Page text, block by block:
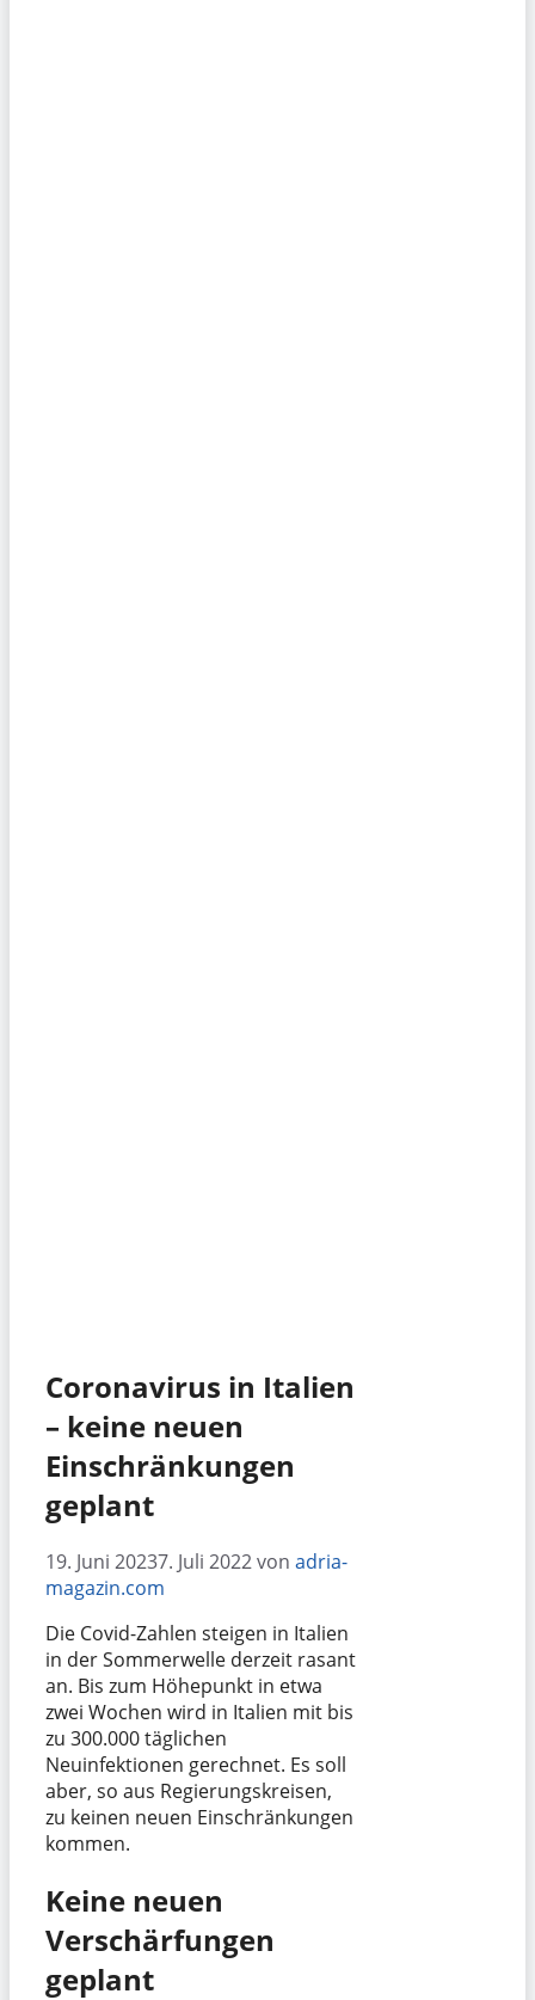
Coronavirus in Italien
– keine neuen
Einschränkungen
geplant
19. Juni 20237. Juli 2022von adria-
magazin.com
Die Covid-Zahlen steigen in Italien
in der Sommerwelle derzeit rasant
an. Bis zum Höhepunkt in etwa
zwei Wochen wird in Italien mit bis
zu 300.000 täglichen
Neuinfektionen gerechnet. Es soll
aber, so aus Regierungskreisen,
zu keinen neuen Einschränkungen
kommen.
Keine neuen
Verschärfungen
geplant